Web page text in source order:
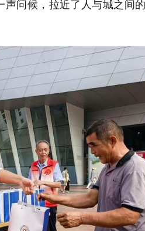
问候，拉近了人与城之间